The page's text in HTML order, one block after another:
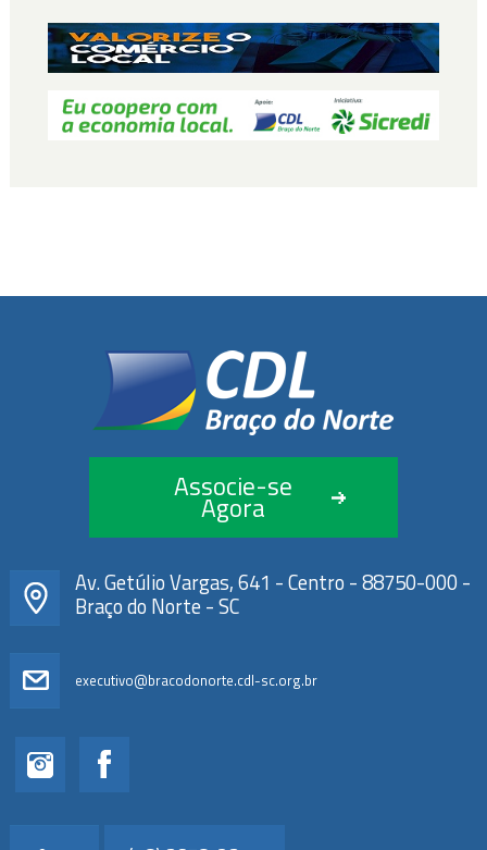
Associe-se
Agora
Av. Getúlio Vargas, 641 - Centro - 88750-000 -
Braço do Norte - SC
executivo@bracodonorte.cdl-sc.org.br